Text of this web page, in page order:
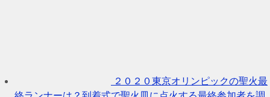
２０２０東京オリンピックの聖火最